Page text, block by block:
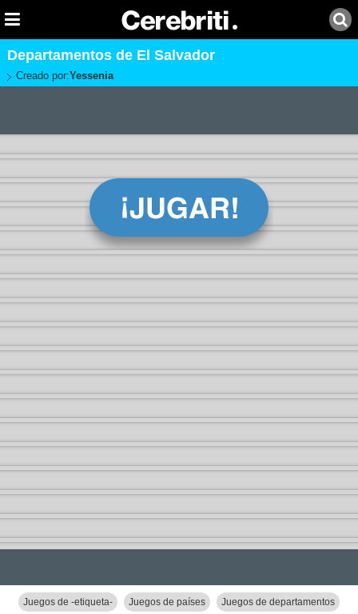
Departamentos de El Salvador
Creado por:Yessenia
Juegos de -etiqueta- Juegos de países Juegos de departamentos